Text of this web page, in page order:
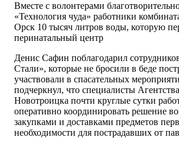
Вместе с волонтерами
«Технология чуда» работники
Орск 10 тысяч литров воды, которую
перинатальный центр
Денис Сафин поблагодарил
Стали», которые не бросили в беде
участвовали в спасательных
подчеркнул, что специалисты
Новотроицка почти круглые сутки
оперативно координировать решение
закупками и доставками предметов
необходимости для пострадавших от